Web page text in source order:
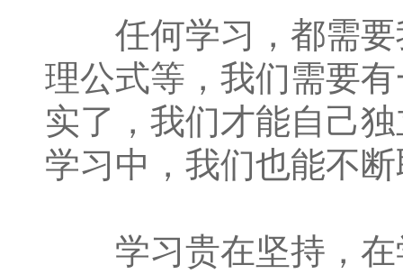
任何学习，都需要
理公式等，我们需要
实了，我们才能自己
学习中，我们也能不
学习贵在坚持，在